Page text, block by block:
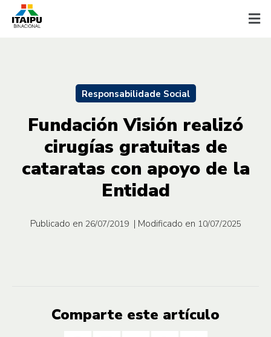
Responsabilidade Social
Fundación Visión realizó
cirugías gratuitas de
cataratas con apoyo de la
Entidad
Publicado en 26/07/2019 | Modificado en 10/07/2025
Comparte este artículo